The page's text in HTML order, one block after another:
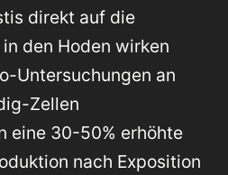
direkt auf die
den Hoden wirken
Untersuchungen an
Zellen
eine 30-50% erhöhte
nach Exposition